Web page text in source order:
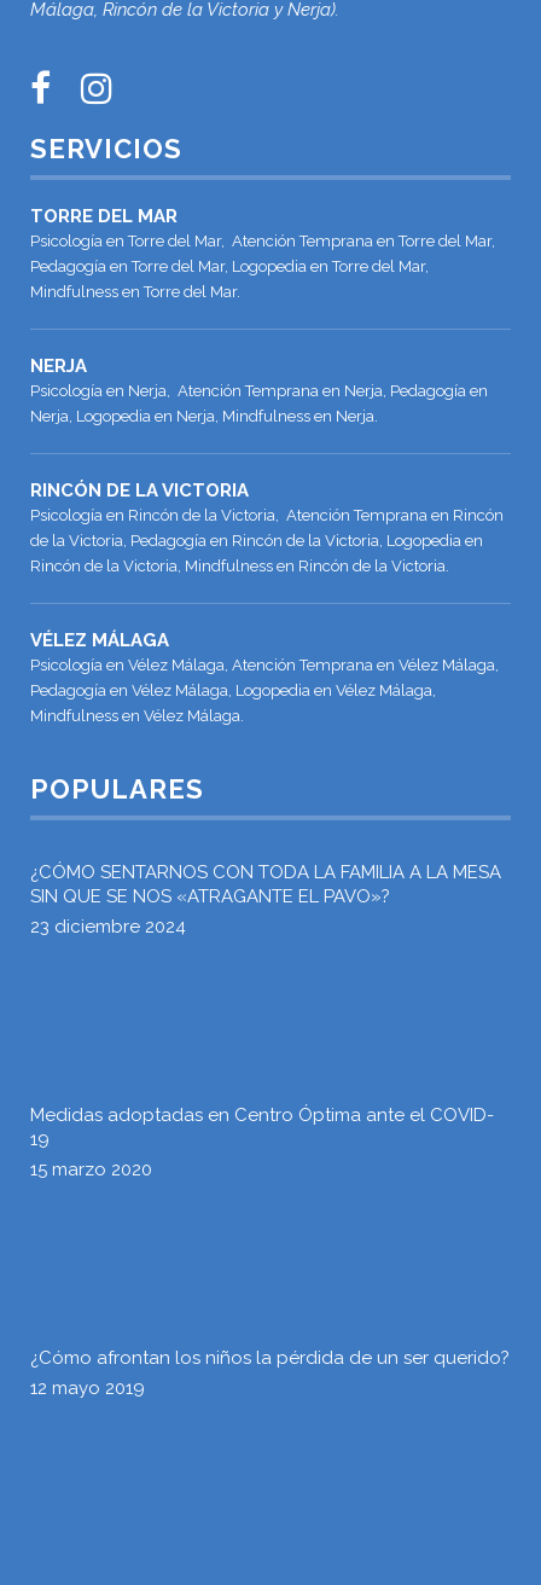
Málaga, Rincón de la Victoria y Nerja).
SERVICIOS
TORRE DEL MAR
Psicología en Torre del Mar, Atención Temprana en Torre del Mar,
Pedagogía en Torre del Mar, Logopedia en Torre del Mar,
Mindfulness en Torre del Mar.
NERJA
Psicología en Nerja, Atención Temprana en Nerja, Pedagogía en
Nerja, Logopedia en Nerja, Mindfulness en Nerja.
RINCÓN DE LA VICTORIA
Psicología en Rincón de la Victoria, Atención Temprana en Rincón
de la Victoria, Pedagogía en Rincón de la Victoria, Logopedia en
Rincón de la Victoria, Mindfulness en Rincón de la Victoria.
VÉLEZ MÁLAGA
Psicología en Vélez Málaga, Atención Temprana en Vélez Málaga,
Pedagogía en Vélez Málaga, Logopedia en Vélez Málaga,
Mindfulness en Vélez Málaga.
POPULARES
¿CÓMO SENTARNOS CON TODA LA FAMILIA A LA MESA
SIN QUE SE NOS «ATRAGANTE EL PAVO»?
23 diciembre 2024
Medidas adoptadas en Centro Óptima ante el COVID-
19
15 marzo 2020
¿Cómo afrontan los niños la pérdida de un ser querido?
12 mayo 2019